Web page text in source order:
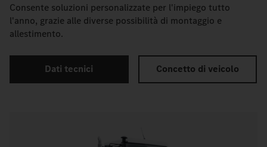
Consente soluzioni personalizzate per l'impiego tutto
l'anno, grazie alle diverse possibilità di montaggio e
allestimento.
Dati tecnici Concetto di veicolo